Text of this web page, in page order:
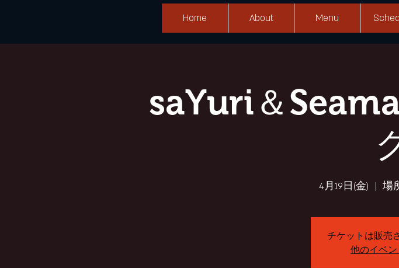
Home About Menu
saYuri＆
4月19日(金)
  |
場
チケットは販売
他のイベ